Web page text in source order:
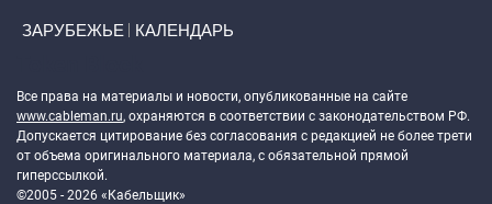
ЗАРУБЕЖЬЕ КАЛЕНДАРЬ
Все права на материалы и новости, опубликованные на сайте
www.cableman.ru, охраняются в соответствии с законодательством РФ.
Допускается цитирование без согласования с редакцией не более трети
от объема оригинального материала, с обязательной прямой
гиперссылкой.
©2005 - 2026 «Кабельщик»